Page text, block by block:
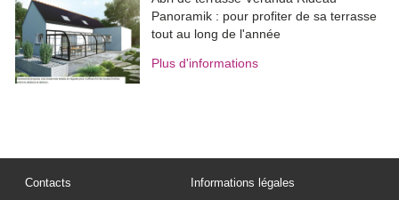
Panoramik : pour profiter de sa terrasse
tout au long de l'année
Plus d'informations
Contacts Informations légales